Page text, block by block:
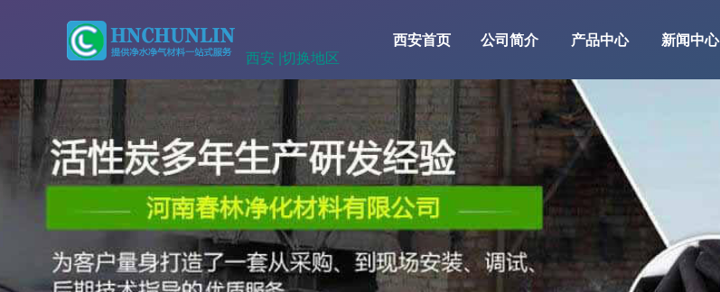
西安 |切换地区
西安首页 公司简介 产品中心 新闻中心